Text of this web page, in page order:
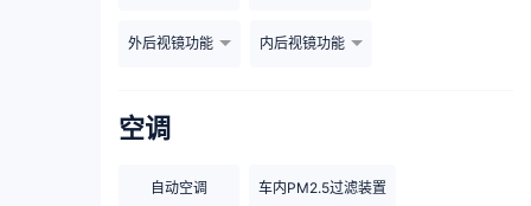
外后视镜功能 内后视镜功能
空调
自动空调 车内PM2.5过滤装置